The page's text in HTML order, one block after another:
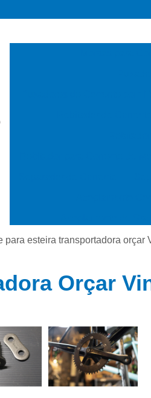
Acoplamento de Polias
Capa de Acoplamento
Corrente de Rolo
Corrente de Rolo Simples
Corrente de
para esteira transportadora orçar
Orçar